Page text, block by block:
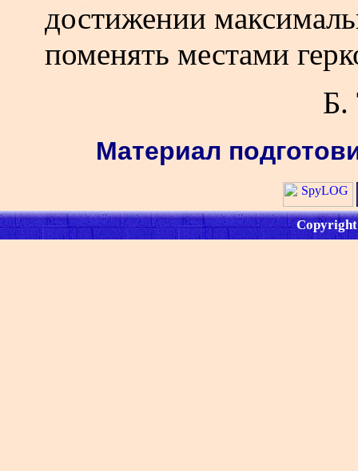
достижении
поменять местами
Б.
Материал